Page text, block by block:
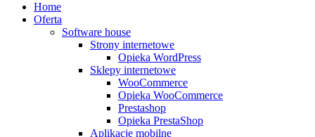
Home
Oferta
Software house
Strony internetowe
Opieka WordPress
Sklepy internetowe
WooCommerce
Opieka WooCommerce
Prestashop
Opieka PrestaShop
Aplikacje mobilne